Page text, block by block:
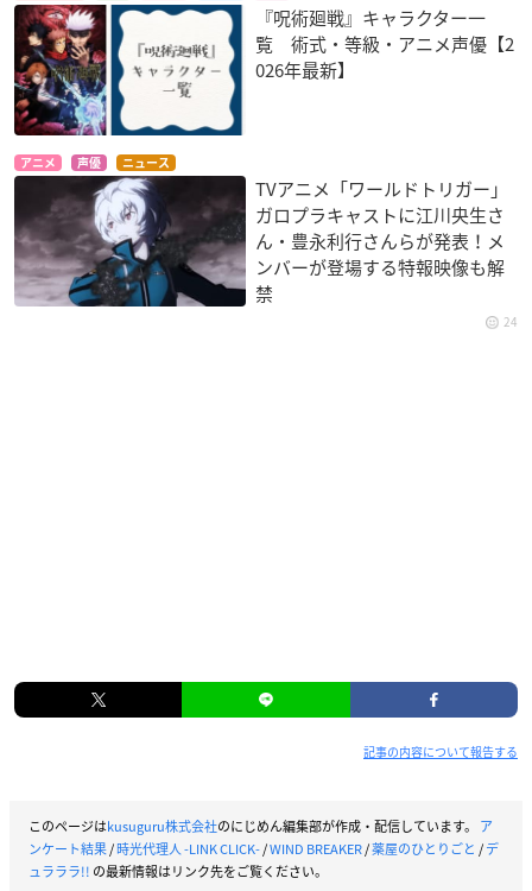
『呪術廻戦』キャラクター一
覧 術式・等級・アニメ声優【2
026年最新】
アニメ 声優 ニュース
TVアニメ「ワールドトリガー」
ガロプラキャストに江川央生さ
ん・豊永利行さんらが発表！メ
ンバーが登場する特報映像も解
禁
24
記事の内容について報告する
このページはkusuguru株式会社のにじめん編集部が作成・配信しています。 ア
ンケート結果/時光代理人 -LINK CLICK-/WIND BREAKER/薬屋のひとりごと /デ
ュラララ!! の最新情報はリンク先をご覧ください。